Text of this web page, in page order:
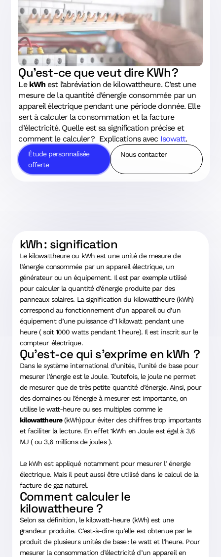
Qu’est-ce que veut dire KWh ?
Le kWh est l’abréviation de kilowattheure. C’est une
mesure de la quantité d’énergie consommée par un
appareil électrique pendant une période donnée. Elle
sert à calculer la consommation et la facture
d’électricité. Quelle est sa signification précise et
comment le calculer ? Explications avec Isowatt.
Étude personnalisée
offerte
Nous contacter
kWh : signification
Le kilowattheure ou kWh est une unité de mesure de
l’énergie consommée par un appareil électrique, un
générateur ou un équipement. Il est par exemple utilisé
pour calculer la quantité d’énergie produite par des
panneaux solaires. La signification du kilowattheure (kWh)
correspond au fonctionnement d’un appareil ou d’un
équipement d’une puissance d’1 kilowatt pendant une
heure ( soit 1000 watts pendant 1 heure). Il est inscrit sur le
compteur électrique.
Qu’est-ce qui s’exprime en kWh ?
Dans le système international d’unités, l’unité de base pour
mesurer l’énergie est le Joule. Toutefois, le joule ne permet
de mesurer que de très petite quantité d’énergie. Ainsi, pour
des domaines ou l’énergie à mesurer est importante, on
utilise le watt-heure ou ses multiples comme le
kilowattheure(kWh)pour éviter des chiffres trop importants
et faciliter la lecture. En effet 1kWh en Joule est égal à 3,6
MJ ( ou 3,6 millions de joules ).
Le kWh est appliqué notamment pour mesurer l’ énergie
électrique. Mais il peut aussi être utilisé dans le calcul de la
facture de gaz naturel.
Comment calculer le
kilowattheure ?
Selon sa définition, le kilowatt-heure (kWh) est une
grandeur produite. C’est-à-dire qu’elle est obtenue par le
produit de plusieurs unités de base : le watt et l’heure. Pour
mesurer la consommation d’électricité d’un appareil en